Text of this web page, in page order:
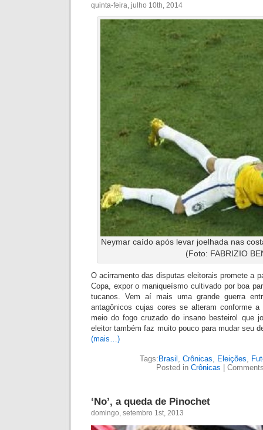
quinta-feira, julho 10th, 2014
Neymar caído após levar joelhada nas
(Foto: FABRIZIO
O acirramento das disputas eleitorais promete a
Copa, expor o maniqueísmo cultivado por boa
tucanos. Vem aí mais uma grande guerra
antagônicos cujas cores se alteram conforme
meio do fogo cruzado do insano besteirol que
eleitor também faz muito pouco para mudar seu
(mais…)
Tags: Brasil , Crônicas, Eleições,
Posted in Crônicas
‘No’, a queda de Pinochet
domingo, setembro 1st, 2013